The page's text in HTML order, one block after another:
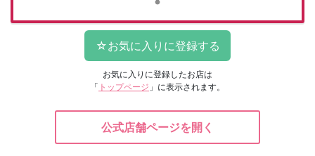
お気に入りに登録したお店は
「 トップページ 」に表示されます。
公式店舗ページを開く